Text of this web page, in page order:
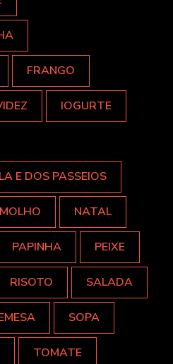
FRANGO
IOGURTE
E DOS PASSEIOS
MOLHO NATAL
PAPINHA PEIXE
RISOTO SALADA
SOPA
TOMATE